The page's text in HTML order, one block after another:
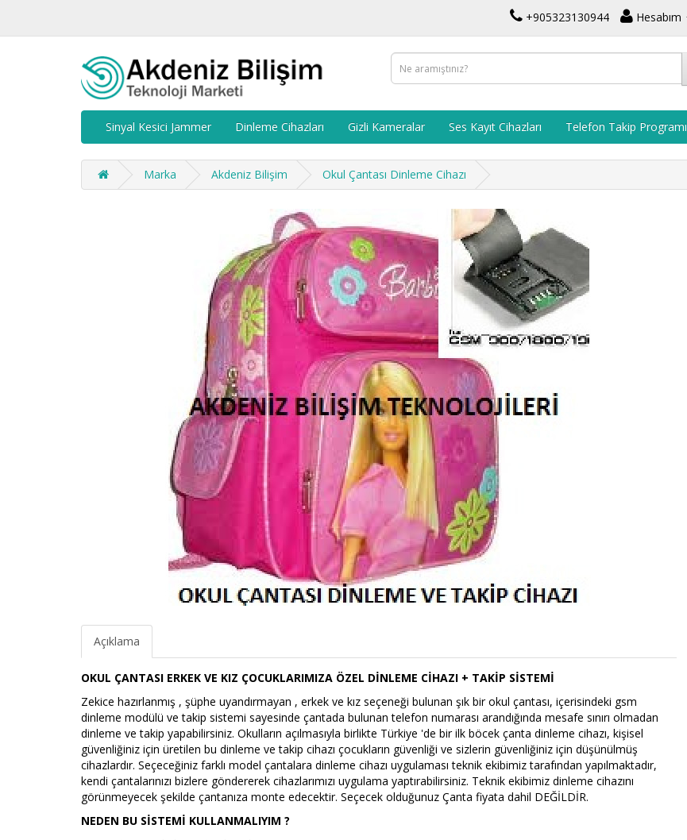
+905323130944 Hesabım
Sinyal Kesici Jammer Dinleme Cihazları Gizli Kameralar Ses Kayıt Cihazları Telefon Takip Programı
Marka Akdeniz Bilişim Okul Çantası Dinleme Cihazı
Açıklama
OKUL ÇANTASI ERKEK VE KIZ ÇOCUKLARIMIZA ÖZEL DİNLEME CİHAZI + TAKİP SİSTEMİ
Zekice hazırlanmış , şüphe uyandırmayan , erkek ve kız seçeneği bulunan şık bir okul çantası, içerisindeki gsm
dinleme modülü ve takip sistemi sayesinde çantada bulunan telefon numarası arandığında mesafe sınırı olmadan
dinleme ve takip yapabilirsiniz. Okulların açılmasıyla birlikte Türkiye 'de bir ilk böcek çanta dinleme cihazı, kişisel
güvenliğiniz için üretilen bu dinleme ve takip cihazı çocukların güvenliği ve sizlerin güvenliğiniz için düşünülmüş
cihazlardır. Seçeceğiniz farklı model çantalara dinleme cihazı uygulaması teknik ekibimiz tarafından yapılmaktadır,
kendi çantalarınızı bizlere göndererek cihazlarımızı uygulama yaptırabilirsiniz. Teknik ekibimiz dinleme cihazını
görünmeyecek şekilde çantanıza monte edecektir. Seçecek olduğunuz Çanta fiyata dahil DEĞİLDİR.
NEDEN BU SİSTEMİ KULLANMALIYIM ?